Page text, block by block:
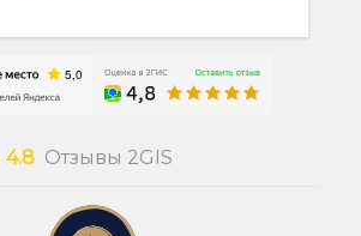
4.8 Отзывы 2GIS